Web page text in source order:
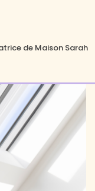
de Maison Sarah